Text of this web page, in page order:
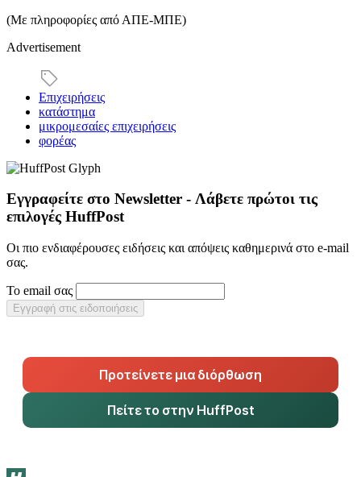
(Με πληροφορίες από ΑΠΕ-ΜΠΕ)
Advertisement
Επιχειρήσεις
κατάστημα
μικρομεσαίες επιχειρήσεις
φορέας
Εγγραφείτε στο Newsletter - Λάβετε πρώτοι τις
επιλογές HuffPost
Οι πιο ενδιαφέρουσες ειδήσεις και απόψεις καθημερινά στο e-mail
σας.
Το email σας
Εγγραφή στις ειδοποιήσεις
Προτείνετε μια διόρθωση
Πείτε το στην HuffPost